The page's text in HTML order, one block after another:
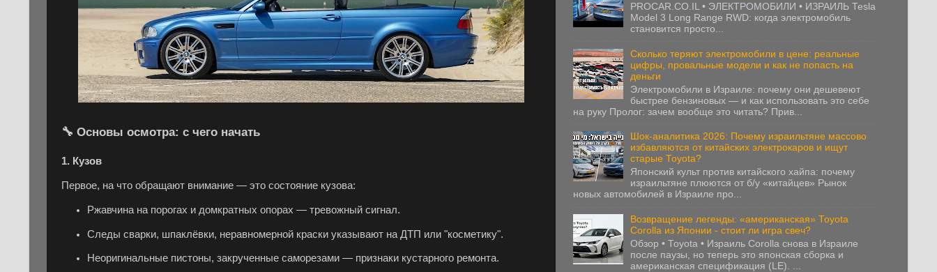
🔧 Основы осмотра: с чего начать
1. Кузов
Первое, на что обращают внимание — это состояние кузова:
Ржавчина на порогах и домкратных опорах — тревожный сигнал.
Следы сварки, шпаклёвки, неравномерной краски указывают на ДТП или "косметику".
Неоригинальные пистоны, закрученные саморезами — признаки кустарного ремонта.
PROCAR.CO.IL • ЭЛЕКТРОМОБИЛИ • ИЗРАИЛЬ Tesla
Model 3 Long Range RWD: когда электромобиль
становится просто...
Сколько теряют электромобили в цене: реальные
цифры, провальные модели и как не попасть на
деньги
Электромобили в Израиле: почему они дешевеют
быстрее бензиновых — и как использовать это себе
на руку Пролог: зачем вообще это читать? Прив...
Шок-аналитика 2026: Почему израильтяне массово
избавляются от китайских электрокаров и ищут
старые Toyota?
Японский культ против китайского хайпа: почему
израильтяне плюются от б/у «китайцев» Рынок
новых автомобилей в Израиле про...
Возвращение легенды: «американская» Toyota
Corolla из Японии - стоит ли игра свеч?
Обзор • Toyota • Израиль Corolla снова в Израиле
после паузы, но теперь это японская сборка и
американская спецификация (LE). ...